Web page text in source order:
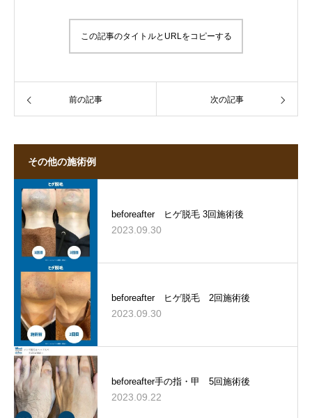
この記事のタイトルとURLをコピーする
前の記事 次の記事
その他の施術例
beforeafter ヒゲ脱毛 3回施術後
2023.09.30
beforeafter ヒゲ脱毛 2回施術後
2023.09.30
beforeafter手の指・甲 5回施術後
2023.09.22